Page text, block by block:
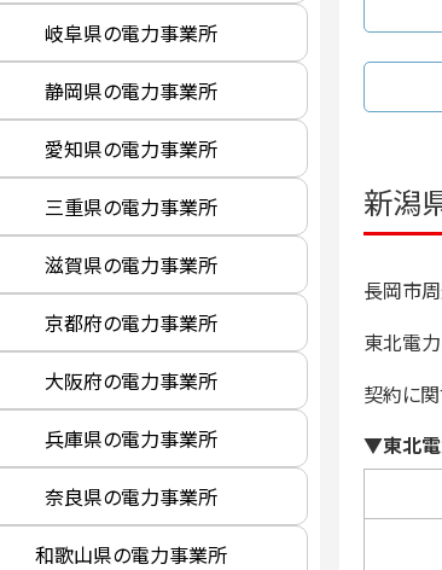
岐阜県の電力事業所
静岡県の電力事業所
愛知県の電力事業所
三重県の電力事業所
滋賀県の電力事業所
京都府の電力事業所
大阪府の電力事業所
兵庫県の電力事業所
奈良県の電力事業所
和歌山県の電力事業所
新潟
長岡市
東北電
契約に関
▼東北